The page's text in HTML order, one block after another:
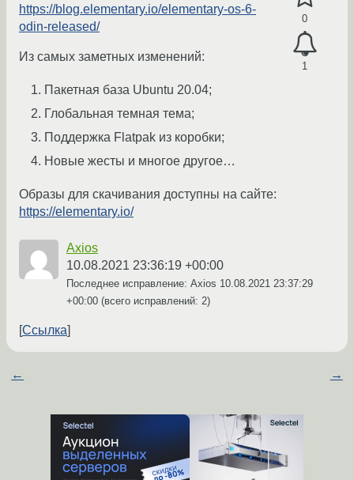
0
1
https://blog.elementary.io/elementary-os-6-
odin-released/
Из самых заметных изменений:
Пакетная база Ubuntu 20.04;
Глобальная темная тема;
Поддержка Flatpak из коробки;
Новые жесты и многое другое…
Образы для скачивания доступны на сайте:
https://elementary.io/
Axios
10.08.2021 23:36:19 +00:00
Последнее исправление: Axios 10.08.2021 23:37:29
+00:00 (всего исправлений: 2)
Ссылка
← →